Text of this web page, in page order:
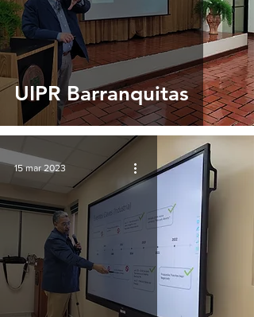
UIPR Barranquitas
15 mar 2023